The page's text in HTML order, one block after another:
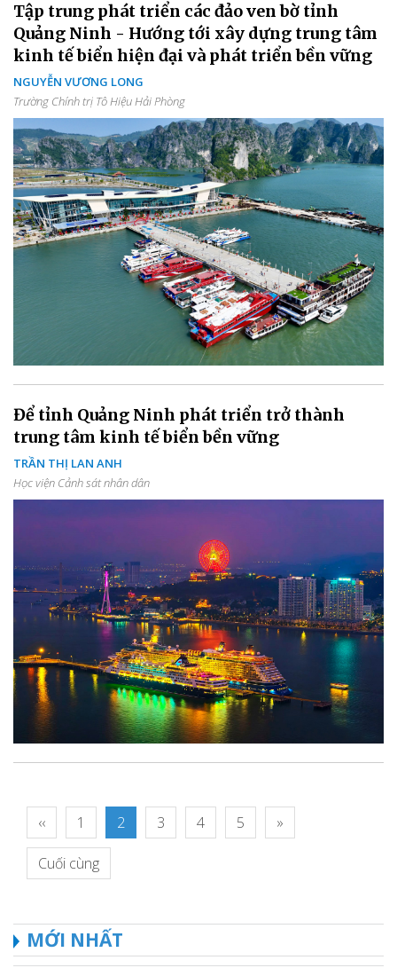
Tập trung phát triển các đảo ven bờ tỉnh
Quảng Ninh - Hướng tới xây dựng trung tâm
kinh tế biển hiện đại và phát triển bền vững
NGUYỄN VƯƠNG LONG
Trường Chính trị Tô Hiệu Hải Phòng
Để tỉnh Quảng Ninh phát triển trở thành
trung tâm kinh tế biển bền vững
TRẦN THỊ LAN ANH
Học viện Cảnh sát nhân dân
‹‹ 1 2 3 4 5 »
Cuối cùng
MỚI NHẤT